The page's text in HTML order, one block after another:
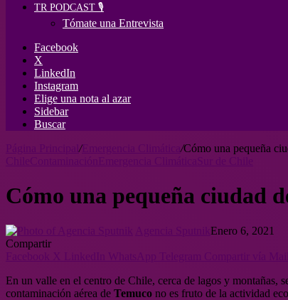
TR PODCAST 🎙️
Tómate una Entrevista
Facebook
X
LinkedIn
Instagram
Elige una nota al azar
Sidebar
Buscar
/Emergencia Climática /Cómo una pequeña
Cómo una pequeña ciudad
Enero 6, 2021
Compartir
En un valle en el centro de Chile, cerca de lagos y montañas,
contaminación aérea de Temuco no es fruto de la actividad